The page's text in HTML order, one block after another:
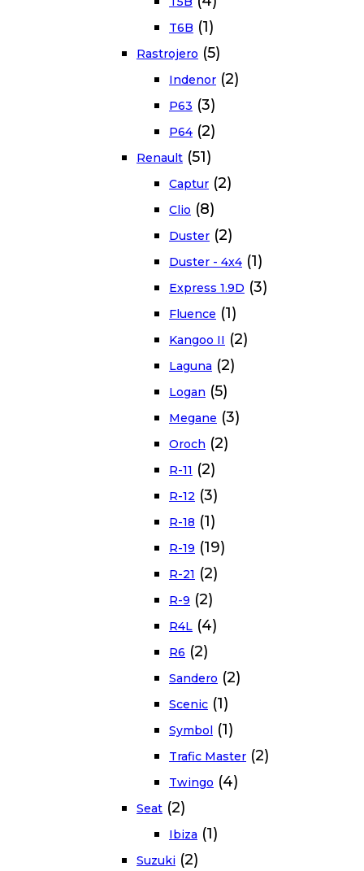
T6B (1)
Rastrojero (5)
Indenor (2)
P63 (3)
P64 (2)
Renault (51)
Captur (2)
Clio (8)
Duster (2)
Duster - 4x4 (1)
Express 1.9D (3)
Fluence (1)
Kangoo II (2)
Laguna (2)
Logan (5)
Megane (3)
Oroch (2)
R-11 (2)
R-12 (3)
R-18 (1)
R-19 (19)
R-21 (2)
R-9 (2)
R4L (4)
R6 (2)
Sandero (2)
Scenic (1)
Symbol (1)
Trafic Master (2)
Twingo (4)
Seat (2)
Ibiza (1)
Suzuki (2)